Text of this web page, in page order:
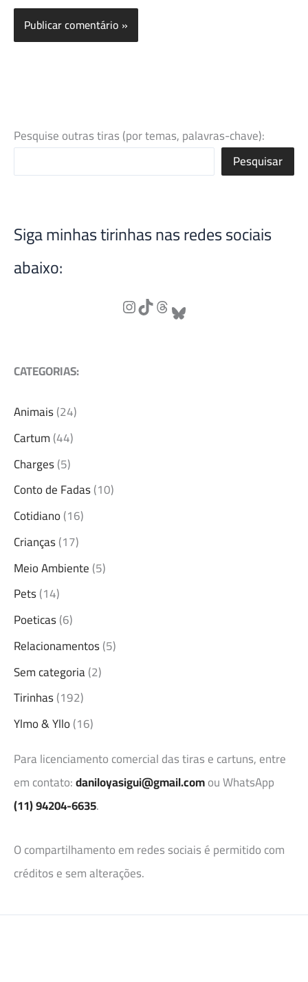
Pesquise outras tiras (por temas, palavras-chave):
Pesquisar
Siga minhas tirinhas nas redes sociais
abaixo:
CATEGORIAS:
Animais(24)
Cartum(44)
Charges(5)
Conto de Fadas(10)
Cotidiano(16)
Crianças(17)
Meio Ambiente(5)
Pets(14)
Poeticas(6)
Relacionamentos(5)
Sem categoria(2)
Tirinhas(192)
Ylmo & Yllo(16)
Para licenciamento comercial das tiras e cartuns, entre
em contato:daniloyasigui@gmail.comou WhatsApp
(11) 94204-6635.
O compartilhamento em redes sociais é permitido com
créditos e sem alterações.